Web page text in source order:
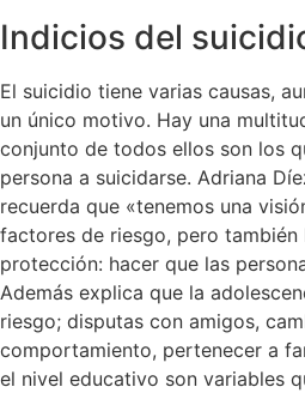
Indicios del
El suicidio tiene varias causas,
un único motivo. Hay una
conjunto de todos ellos son los
persona a suicidarse. Adriana
recuerda que «tenemos una
factores de riesgo, pero
protección: hacer que las
Además explica que la
riesgo; disputas con amigos,
comportamiento, pertenecer a
el nivel educativo son variables